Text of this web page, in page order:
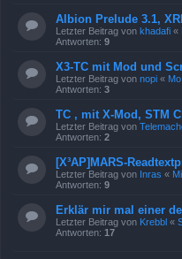
Albion Prelude 3.1,
Letzter Beitrag von khadafi «
Antworten: 9
X3-TC mit Mod und
Letzter Beitrag von nopi «
Antworten: 3
TC , mit X-Mod, STM
Letzter Beitrag von
Antworten: 2
[X³AP]MARS-
Letzter Beitrag von Inras «
Antworten: 9
Erklär mir mal einer
Letzter Beitrag von Krebbl «
Antworten: 17